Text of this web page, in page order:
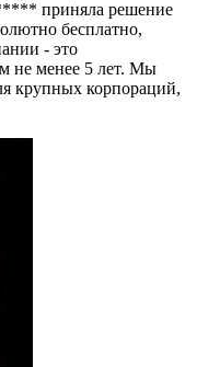
приняла решение
бесплатно,
- это
не менее 5 лет. Мы
крупных корпораций,